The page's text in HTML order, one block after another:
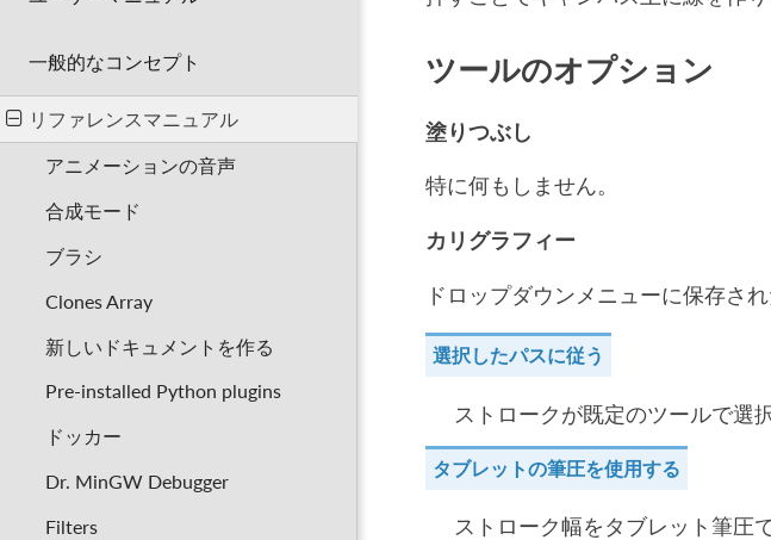
一般的なコンセプト
リファレンスマニュアル
アニメーションの音声
合成モード
ブラシ
Clones Array
新しいドキュメントを作る
Pre-installed Python plugins
ドッカー
Dr. MinGW Debugger
Filters
ツールのオプション
塗りつぶし
特に何もしません。
カリグラフィー
ドロップダウンメニューに保存さ
選択したパスに従う
ストロークが既定のツールで選
タブレットの筆圧を使用する
ストローク幅をタブレット筆圧